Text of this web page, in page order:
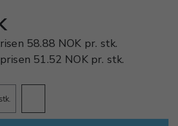
58.88 NOK pr. stk.
51.52 NOKpr. stk.
stk.